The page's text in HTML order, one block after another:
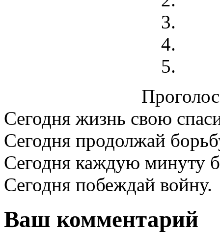
Сегодня жизнь свою
Сегодня продолжай
Сегодня каждую минуту
Сегодня побеждай войну.
Ваш комментарий